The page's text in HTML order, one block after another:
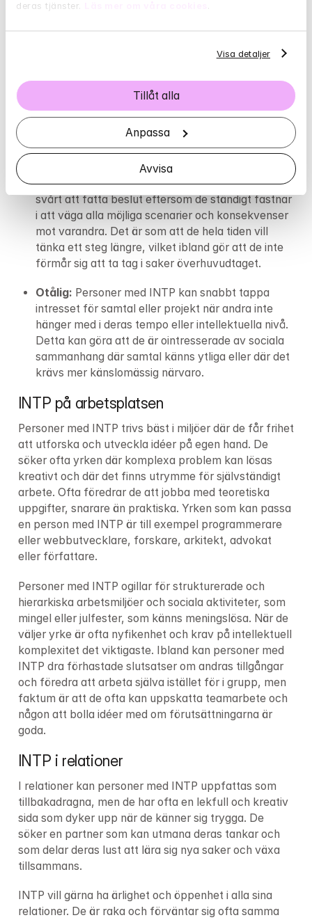
deras tjänster.
Visa detaljer
Tillåt alla
Anpassa
Avvisa
Har livet varit tungt och påfrestande den
Gå till självtest
Överanalyserande: Personer med INTP kan ha
svårt att fatta beslut eftersom de ständigt fastnar
i att väga alla möjliga scenarier och konsekvenser
mot varandra. Det är som att de hela tiden vill
tänka ett steg längre, vilket ibland gör att de inte
förmår sig att ta tag i saker överhuvudtaget.
Otålig: Personer med INTP kan snabbt tappa
intresset för samtal eller projekt när andra inte
hänger med i deras tempo eller intellektuella nivå.
Detta kan göra att de är ointresserade av sociala
sammanhang där samtal känns ytliga eller där det
krävs mer känslomässig närvaro.
INTP på arbetsplatsen
Personer med INTP trivs bäst i miljöer där de får frihet
att utforska och utveckla idéer på egen hand. De
söker ofta yrken där komplexa problem kan lösas
kreativt och där det finns utrymme för självständigt
arbete. Ofta föredrar de att jobba med teoretiska
uppgifter, snarare än praktiska. Yrken som kan passa
en person med INTP är till exempel programmerare
eller webbutvecklare, forskare, arkitekt, advokat
eller författare.
Personer med INTP ogillar för strukturerade och
hierarkiska arbetsmiljöer och sociala aktiviteter, som
mingel eller julfester, som känns meningslösa. När de
väljer yrke är ofta nyfikenhet och krav på intellektuell
komplexitet det viktigaste. Ibland kan personer med
INTP dra förhastade slutsatser om andras tillgångar
och föredra att arbeta själva istället för i grupp, men
faktum är att de ofta kan uppskatta teamarbete och
någon att bolla idéer med om förutsättningarna är
goda.
INTP i relationer
I relationer kan personer med INTP uppfattas som
tillbakadragna, men de har ofta en lekfull och kreativ
sida som dyker upp när de känner sig trygga. De
söker en partner som kan utmana deras tankar och
som delar deras lust att lära sig nya saker och växa
tillsammans.
INTP vill gärna ha ärlighet och öppenhet i alla sina
relationer. De är raka och förväntar sig ofta samma